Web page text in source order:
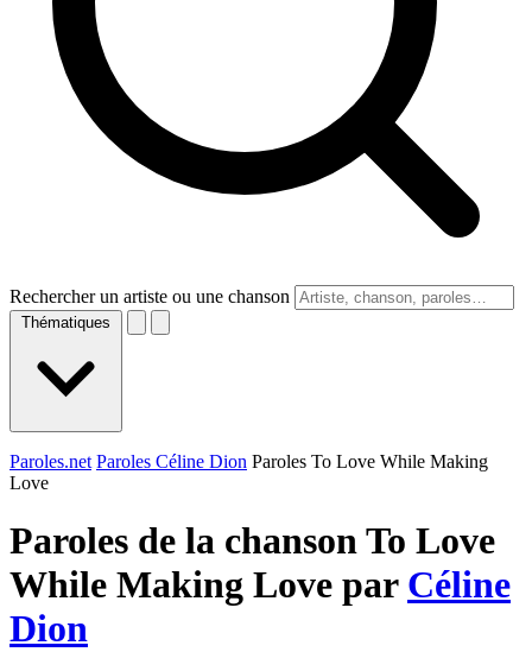
Rechercher un artiste ou une chanson
Thématiques
Paroles.net Paroles Céline Dion Paroles To Love While Making
Love
Paroles de la chanson To Love
While Making Love par Céline
Dion